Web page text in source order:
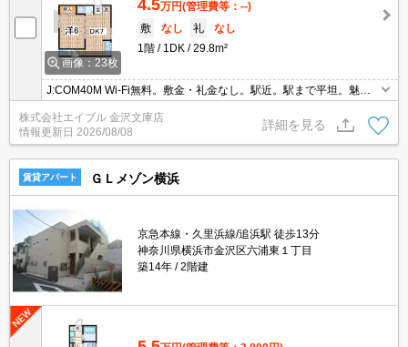
画像：23枚
4.5万円(管理費等：--)
敷
なし 礼
なし
1階
1DK 29.8m²
J:COM40M Wi-Fi無料。敷金・礼金なし。駅近。駅まで平坦。魅力
仲介手数料家賃の55%。日当たり良好！心地よい室内環境！。
株式会社エイブル 金沢文庫店
情報更新日 2026/08/08
詳細を見る
賃貸アパート ＧＬメゾン横浜
京急本線・久里浜線/追浜駅 徒歩13分
神奈川県横浜市金沢区六浦東１丁目
築14年
2階建